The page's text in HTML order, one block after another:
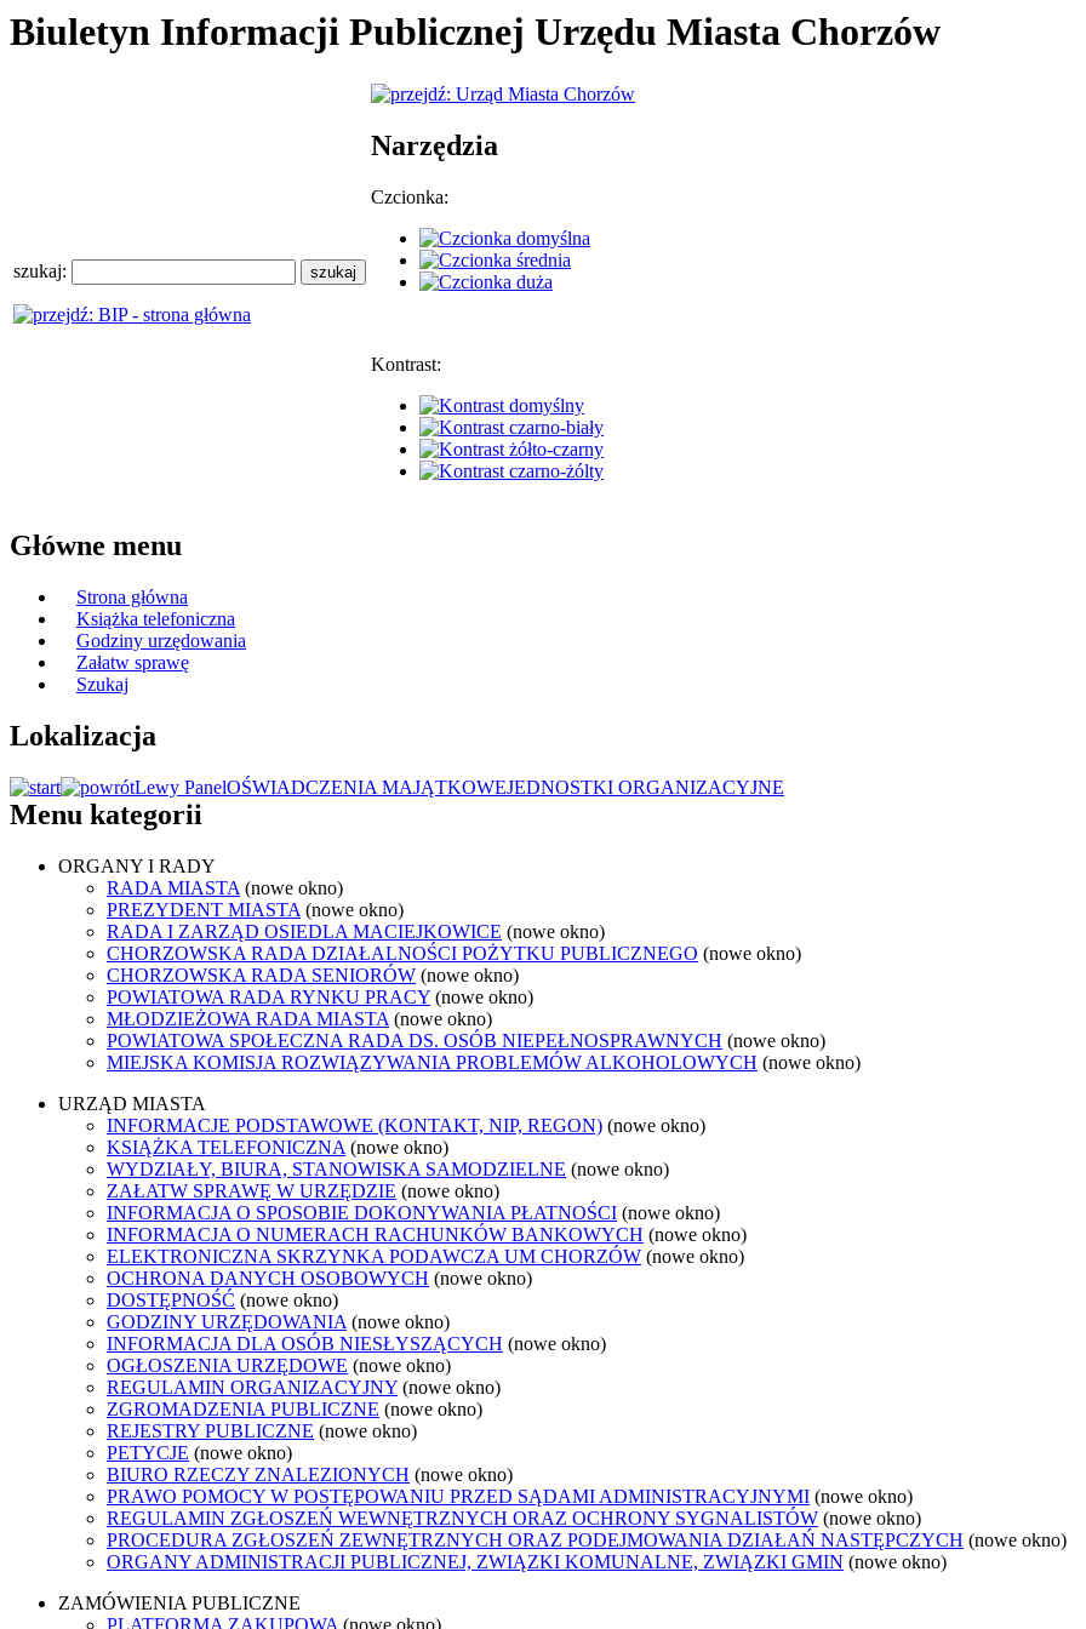
Biuletyn Informacji Publicznej Urzędu Miasta Chorzów
szukaj:
Narzędzia
Czcionka:
Kontrast:
Główne menu
Strona główna
Książka telefoniczna
Godziny urzędowania
Załatw sprawę
Szukaj
Lokalizacja
Lewy PanelOŚWIADCZENIA MAJĄTKOWEJEDNOSTKI ORGANIZACYJNE
Menu kategorii
ORGANY I RADY
RADA MIASTA (nowe okno)
PREZYDENT MIASTA (nowe okno)
RADA I ZARZĄD OSIEDLA MACIEJKOWICE (nowe okno)
CHORZOWSKA RADA DZIAŁALNOŚCI POŻYTKU PUBLICZNEGO (nowe okno)
CHORZOWSKA RADA SENIORÓW (nowe okno)
POWIATOWA RADA RYNKU PRACY (nowe okno)
MŁODZIEŻOWA RADA MIASTA (nowe okno)
POWIATOWA SPOŁECZNA RADA DS. OSÓB NIEPEŁNOSPRAWNYCH (nowe okno)
MIEJSKA KOMISJA ROZWIĄZYWANIA PROBLEMÓW ALKOHOLOWYCH (nowe okno)
URZĄD MIASTA
INFORMACJE PODSTAWOWE (KONTAKT, NIP, REGON) (nowe okno)
KSIĄŻKA TELEFONICZNA (nowe okno)
WYDZIAŁY, BIURA, STANOWISKA SAMODZIELNE (nowe okno)
ZAŁATW SPRAWĘ W URZĘDZIE (nowe okno)
INFORMACJA O SPOSOBIE DOKONYWANIA PŁATNOŚCI (nowe okno)
INFORMACJA O NUMERACH RACHUNKÓW BANKOWYCH (nowe okno)
ELEKTRONICZNA SKRZYNKA PODAWCZA UM CHORZÓW (nowe okno)
OCHRONA DANYCH OSOBOWYCH (nowe okno)
DOSTĘPNOŚĆ (nowe okno)
GODZINY URZĘDOWANIA (nowe okno)
INFORMACJA DLA OSÓB NIESŁYSZĄCYCH (nowe okno)
OGŁOSZENIA URZĘDOWE (nowe okno)
REGULAMIN ORGANIZACYJNY (nowe okno)
ZGROMADZENIA PUBLICZNE (nowe okno)
REJESTRY PUBLICZNE (nowe okno)
PETYCJE (nowe okno)
BIURO RZECZY ZNALEZIONYCH (nowe okno)
PRAWO POMOCY W POSTĘPOWANIU PRZED SĄDAMI ADMINISTRACYJNYMI (nowe okno)
REGULAMIN ZGŁOSZEŃ WEWNĘTRZNYCH ORAZ OCHRONY SYGNALISTÓW (nowe okno)
PROCEDURA ZGŁOSZEŃ ZEWNĘTRZNYCH ORAZ PODEJMOWANIA DZIAŁAŃ NASTĘPCZYCH (nowe okno)
ORGANY ADMINISTRACJI PUBLICZNEJ, ZWIĄZKI KOMUNALNE, ZWIĄZKI GMIN (nowe okno)
ZAMÓWIENIA PUBLICZNE
PLATFORMA ZAKUPOWA (nowe okno)